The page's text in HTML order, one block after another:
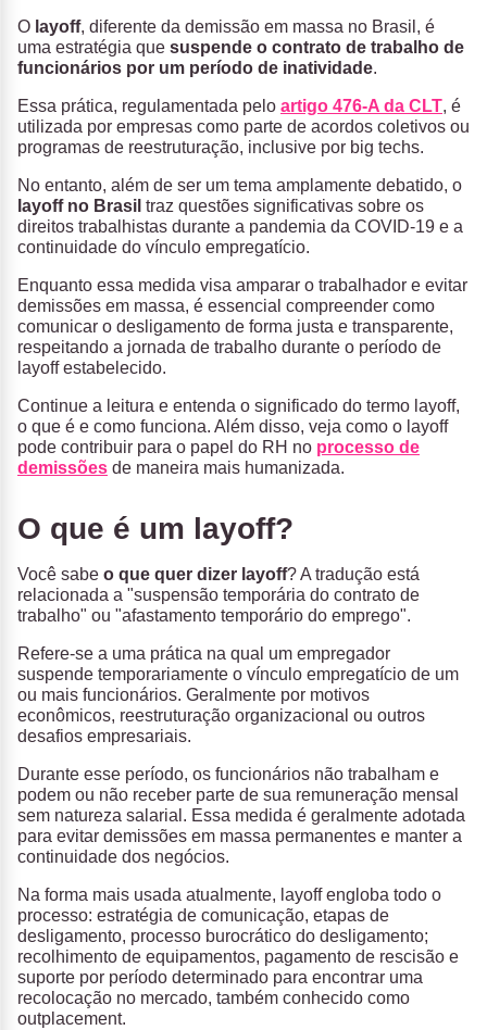
O layoff, diferente da demissão em massa no Brasil, é
uma estratégia que suspende o contrato de trabalho de
funcionários por um período de inatividade.
Essa prática, regulamentada pelo artigo 476-A da CLT, é
utilizada por empresas como parte de acordos coletivos ou
programas de reestruturação, inclusive por big techs.
No entanto, além de ser um tema amplamente debatido, o
layoff no Brasil traz questões significativas sobre os
direitos trabalhistas durante a pandemia da COVID-19 e a
continuidade do vínculo empregatício.
Enquanto essa medida visa amparar o trabalhador e evitar
demissões em massa, é essencial compreender como
comunicar o desligamento de forma justa e transparente,
respeitando a jornada de trabalho durante o período de
layoff estabelecido.
Continue a leitura e entenda o significado do termo layoff,
o que é e como funciona. Além disso, veja como o layoff
pode contribuir para o papel do RH no processo de
demissões de maneira mais humanizada.
O que é um layoff?
Você sabe o que quer dizer layoff? A tradução está
relacionada a "suspensão temporária do contrato de
trabalho" ou "afastamento temporário do emprego".
Refere-se a uma prática na qual um empregador
suspende temporariamente o vínculo empregatício de um
ou mais funcionários. Geralmente por motivos
econômicos, reestruturação organizacional ou outros
desafios empresariais.
Durante esse período, os funcionários não trabalham e
podem ou não receber parte de sua remuneração mensal
sem natureza salarial. Essa medida é geralmente adotada
para evitar demissões em massa permanentes e manter a
continuidade dos negócios.
Na forma mais usada atualmente, layoff engloba todo o
processo: estratégia de comunicação, etapas de
desligamento, processo burocrático do desligamento;
recolhimento de equipamentos, pagamento de rescisão e
suporte por período determinado para encontrar uma
recolocação no mercado, também conhecido como
outplacement.